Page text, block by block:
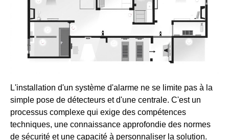
L'installation d'un système d'alarme ne se limite pas à la
simple pose de détecteurs et d'une centrale. C'est un
processus complexe qui exige des compétences
techniques, une connaissance approfondie des normes
de sécurité et une capacité à personnaliser la solution.